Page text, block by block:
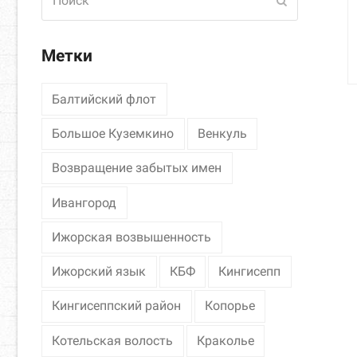
Метки
Балтийский флот
Большое Куземкино Венкуль
Возвращение забытых имен
Ивангород
Ижорская возвышенность
Ижорский язык КБФ Кингисепп
Кингисеппский район Копорье
Котельская волость Краколье